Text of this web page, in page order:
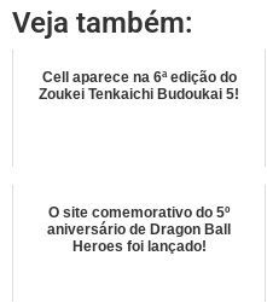
Veja também:
Cell aparece na 6ª edição do
Zoukei Tenkaichi Budoukai 5!
O site comemorativo do 5º
aniversário de Dragon Ball
Heroes foi lançado!